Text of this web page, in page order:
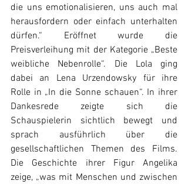
die uns emotionalisieren, uns auch mal
herausfordern oder einfach unterhalten
dürfen.“ Eröffnet wurde die
Preisverleihung mit der Kategorie „Beste
weibliche Nebenrolle“. Die Lola ging
dabei an Lena Urzendowsky für ihre
Rolle in „In die Sonne schauen“. In ihrer
Dankesrede zeigte sich die
Schauspielerin sichtlich bewegt und
sprach ausführlich über die
gesellschaftlichen Themen des Films.
Die Geschichte ihrer Figur Angelika
zeige, „was mit Menschen und zwischen